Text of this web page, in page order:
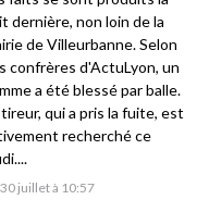
30 juillet à 10:57
dernière, non loin de la
de Villeurbanne. Selon
confrères d'ActuLyon, un
a été blessé par balle.
qui a pris la fuite, est
recherché ce